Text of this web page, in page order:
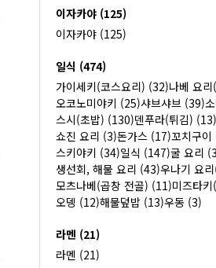
이자카야 (125)
이자카야 (125)
일식 (474)
가이세키(코스요리) (32)나베 요
오코노미야키 (25)샤브샤브 (39)
스시(초밥) (130)덴푸라(튀김) (13)
쇼진 요리 (3)돈가스 (17)꼬치구이
스키야키 (34)일식 (147)굴 요리
생선회, 해물 요리 (43)우나기 요
모츠나베(곱창 전골) (11)미즈타
오뎅 (12)해물덮밥 (13)우동 (3)
라멘 (21)
라멘 (21)